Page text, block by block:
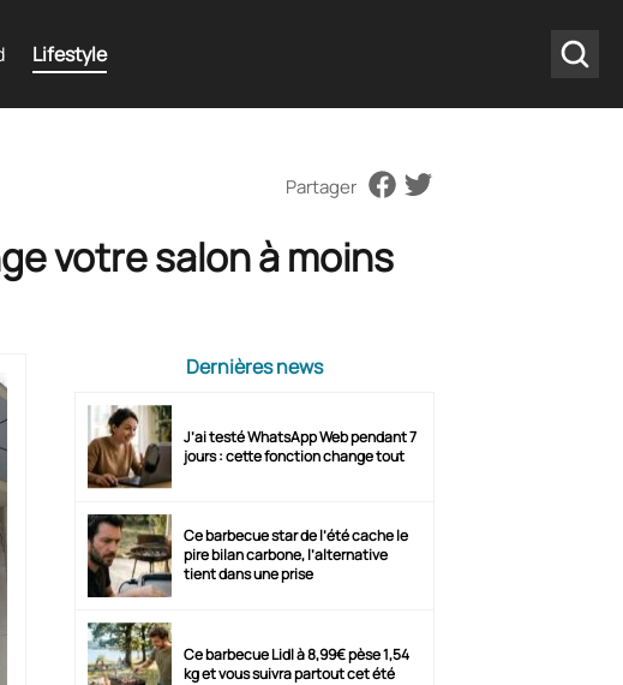
Lifestyle
Partager
votre salon à moins
Dernières news
J’ai testé WhatsApp Web pendant 7
jours : cette fonction change tout
Ce barbecue star de l’été cache le
pire bilan carbone, l’alternative
tient dans une prise
Ce barbecue Lidl à 8,99€ pèse 1,54
kg et vous suivra partout cet été